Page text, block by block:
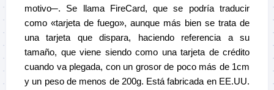
motivo─. Se llama FireCard, que se podría traducir
como «tarjeta de fuego», aunque más bien se trata de
una tarjeta que dispara, haciendo referencia a su
tamaño, que viene siendo como una tarjeta de crédito
cuando va plegada, con un grosor de poco más de 1cm
y un peso de menos de 200g. Está fabricada en EE.UU.